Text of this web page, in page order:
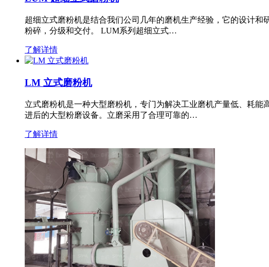
超细立式磨粉机是结合我们公司几年的磨机生产经验，它的设计
粉碎，分级和交付。 LUM系列超细立式…
了解详情
LM 立式磨粉机
立式磨粉机是一种大型磨粉机，专门为解决工业磨机产量低、耗
进后的大型粉磨设备。立磨采用了合理可靠的…
了解详情